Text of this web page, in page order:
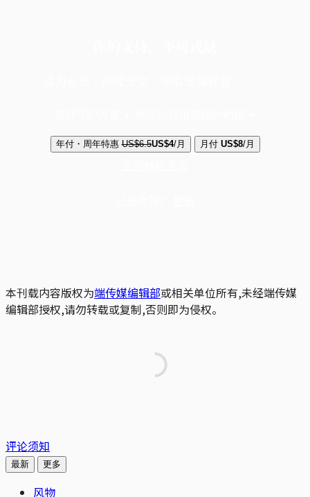
年付・周年特惠 US$6.5US$4/月 月付 US$8/月
本刊载内容版权为端传媒编辑部或相关单位所有,未经端传媒
编辑部授权,请勿转载或复制,否则即为侵权。
评论须知
最新 更多
风物